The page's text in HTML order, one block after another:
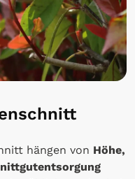
hängen von Höhe,